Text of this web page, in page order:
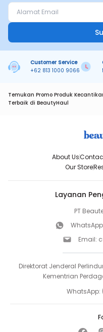
Customer Service
+62 813 1000 9066
Temukan Promo Produk
Terbaik di BeautyHaul
About Us
Our Store
Layanan
PT
Email:
Direktorat Jenderal
Kementrian
WhatsApp: